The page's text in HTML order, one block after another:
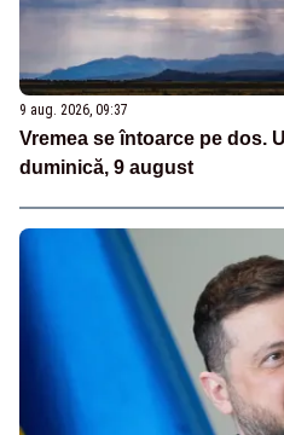
9 aug. 2026, 09:37
Vremea se întoarce pe dos.
duminică, 9 august